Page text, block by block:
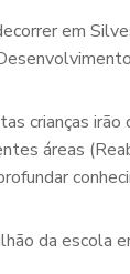
em
crianças
áreas
da escola